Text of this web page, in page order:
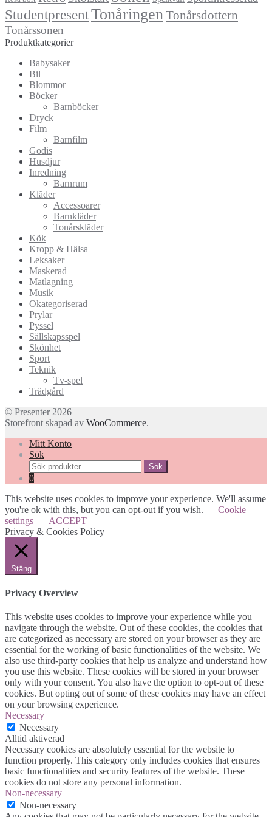
StudentpresentTonåringen Tonårsdottern
Tonårssonen
Produktkategorier
Babysaker
Bil
Blommor
Böcker
Barnböcker
Dryck
Film
Barnfilm
Godis
Husdjur
Inredning
Barnrum
Kläder
Accessoarer
Barnkläder
Tonårskläder
Kök
Kropp & Hälsa
Leksaker
Maskerad
Matlagning
Musik
Okategoriserad
Prylar
Pyssel
Sällskapsspel
Skönhet
Sport
Teknik
Tv-spel
Trädgård
© Presenter 2026
Storefront skapad av WooCommerce.
Mitt Konto
Sök
Sök
efter:
Sök
0
This website uses cookies to improve your experience. We'll assume
you're ok with this, but you can opt-out if you wish.
Cookie
settings
ACCEPT
Privacy & Cookies Policy
Stäng
Privacy Overview
This website uses cookies to improve your experience while you
navigate through the website. Out of these cookies, the cookies that
are categorized as necessary are stored on your browser as they are
essential for the working of basic functionalities of the website. We
also use third-party cookies that help us analyze and understand how
you use this website. These cookies will be stored in your browser
only with your consent. You also have the option to opt-out of these
cookies. But opting out of some of these cookies may have an effect
on your browsing experience.
Necessary
Necessary
Alltid aktiverad
Necessary cookies are absolutely essential for the website to
function properly. This category only includes cookies that ensures
basic functionalities and security features of the website. These
cookies do not store any personal information.
Non-necessary
Non-necessary